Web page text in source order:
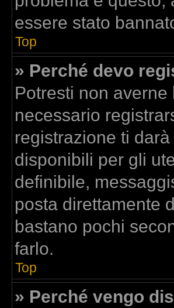
essere stato
Top
» Perché devo
Potresti non
necessario
registrazione ti
disponibili per gli
definibile,
posta direttamente
bastano pochi
farlo.
Top
» Perché vengo